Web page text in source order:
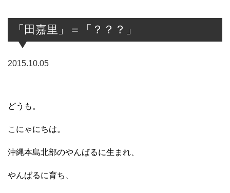
「田嘉里」＝「？？？」
2015.10.05
どうも。
こにゃにちは。
沖縄本島北部のやんばるに生まれ、
やんばるに育ち、